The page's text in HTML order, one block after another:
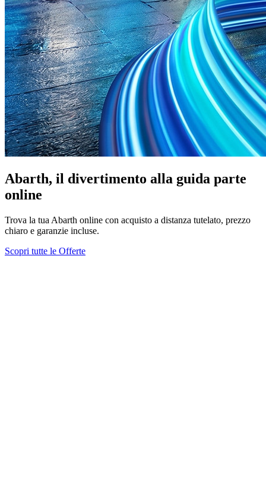
Abarth, il divertimento alla guida parte
online
Trova la tua Abarth online con acquisto a distanza tutelato, prezzo
chiaro e garanzie incluse.
Scopri tutte le Offerte